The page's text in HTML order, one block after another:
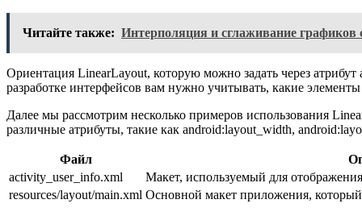
Читайте также: Интерполяция и сглаживание
Ориентация LinearLayout, которую можно задать через атрибут
разработке интерфейсов вам нужно учитывать, какие
Далее мы рассмотрим несколько примеров использования
различные атрибуты, такие как android:layout_width,
Файл
activity_user_info.xml
Макет, используемый для
resources/layout/main.xml Основной макет приложения,